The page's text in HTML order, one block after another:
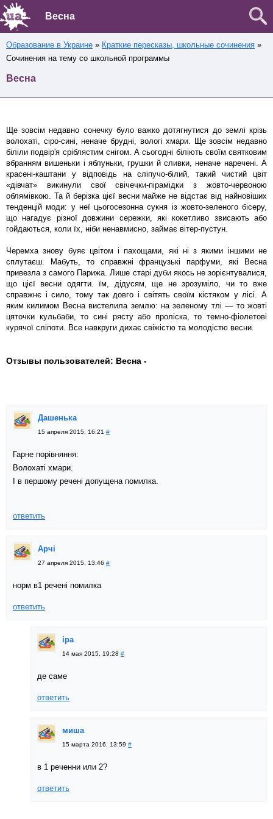
Весна
Образование в Украине » Краткие пересказы, школьные сочинения »
Сочинения на тему со школьной программы
Весна
Ще зовсім недавно сонечку було важко дотягнутися до землі крізь
волохаті, сіро-сині, неначе брудні, вологі хмари. Ще зовсім недавно
біліли подвір'я сріблястим снігом. А сьогодні біліють своїм святковим
вбранням вишеньки і яблуньки, грушки й сливки, неначе наречені. А
красені-каштани у відповідь на сліпучо-білий, такий чистий цвіт
«дівчат» викинули свої свічечки-пірамідки з жовто-червоною
облямівкою. Та й берізка цієї весни майже не відстає від найновіших
тенденцій моди: у неї цьогосезонна сукня із жовто-зеленого бісеру,
що нагадує різної довжини сережки, які кокетливо звисають або
гойдаються, коли їх, ніби ненавмисно, займає вітер-пустун.
Черемха знову буяє цвітом і пахощами, які ні з якими іншими не
сплутаєш. Мабуть, то справжні французькі парфуми, які Весна
привезла з самого Парижа. Лише старі дуби якось не зорієнтувалися,
що цієї весни одягти. їм, дідусям, ще не зрозуміло, чи то вже
справжнє і сило, тому так довго і світять своїм кістяком у лісі. А
яким килимом Весна вистелила землю: на зеленому тлі — то жовті
цяточки кульбаби, то сині рясту або проліска, то темно-фіолетові
курячої сліпоти. Все навкруги дихає свіжістю та молодістю весни.
Отзывы пользователей: Весна -
Дашенька
15 апреля 2015, 16:21 #
Гарне порівняння:
Волохаті хмари.
І в першому речені допущена помилка.
ответить
Арчі
27 апреля 2015, 13:46 #
норм в1 речені помилка
ответить
іра
14 мая 2015, 19:28 #
де саме
ответить
миша
15 марта 2016, 13:59 #
в 1 реченни или 2?
ответить